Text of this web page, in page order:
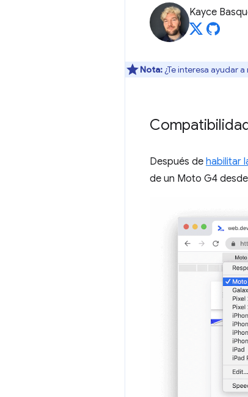
Kayce
Nota: ¿Te interesa ayudar
Después de habilitar
de un Moto G4